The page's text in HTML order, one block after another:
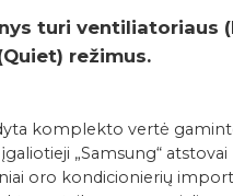
turi venti­lia­to­riaus
reži­mus.
komplekto vertė
„Samsung“
oro kondicionierių